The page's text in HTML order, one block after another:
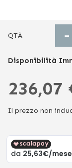
QTÀ −
Disponibilità
236,07
Il prezzo non